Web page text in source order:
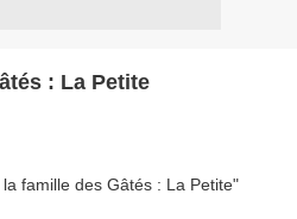
: La Petite